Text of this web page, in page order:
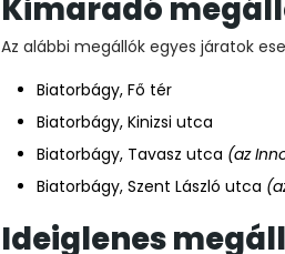
Kimaradó
Az alábbi megállók egyes járatok
Biatorbágy, Fő tér
Biatorbágy, Kinizsi utca
Biatorbágy, Tavasz utca (az
Biatorbágy, Szent László utca
Ideiglenes